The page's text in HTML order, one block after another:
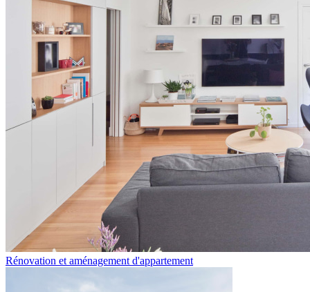
Rénovation et aménagement d'appartement